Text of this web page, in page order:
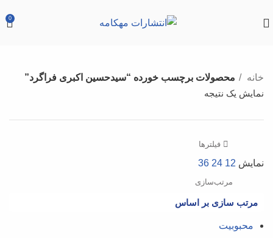
0
خانه
محصولات برچسب خورده “سیدحسین اکبری فراگرد”
نمایش یک نتیجه
فیلترها
نمایش 12
24
36
مرتب‌سازی
مرتب سازی بر اساس
محبوبیت